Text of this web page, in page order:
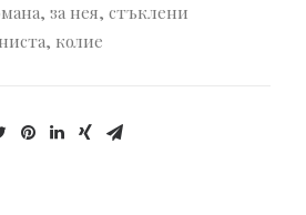
, за нея, стъклени
, колие